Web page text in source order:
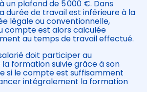
un plafond de 5 000 €. Dans
durée de travail est inférieure à la
légale ou conventionnelle,
compte est alors calculée
au temps de travail effectué.
doit participer au
formation suivie grâce à son
si le compte est suffisamment
intégralement la formation